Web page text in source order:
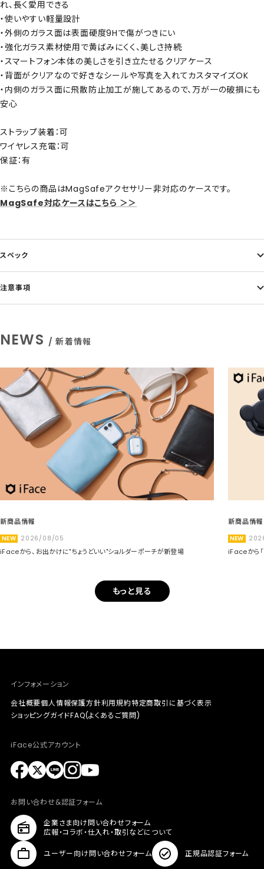
れ、長く愛用できる
・使いやすい軽量設計
・外側のガラス面は表面硬度9Hで傷がつきにい
・強化ガラス素材使用で黄ばみにくく、美しさ持続
・スマートフォン本体の美しさを引き立たせるクリアケース
・背面がクリアなので好きなシールや写真を入れてカスタマイズOK
・内側のガラス面に飛散防止加工が施してあるので、万が一の破損にも
安心
ストラップ装着：可
ワイヤレス充電：可
保証：有
※こちらの商品はMagSafeアクセサリー非対応のケースです。
MagSafe対応ケースはこちら ＞＞
スペック
注意事項
NEWS / 新着情報
新商品情報
NEW 2026/08/05
iFaceから、お出かけに"ちょうどいい"ショルダーポーチが新登場
新商品情報
NEW
iFaceから
もっと見る
インフォメーション
会社概要個人情報保護方針利用規約特定商取引に基づく表示
ショッピングガイドFAQ(よくあるご質問)
iFace公式アカウント
お問い合わせ&認証フォーム
企業さま向け問い合わせフォーム
広報・コラボ・仕入れ・取引などについて
ユーザー向け問い合わせフォーム 正規品認証フォーム